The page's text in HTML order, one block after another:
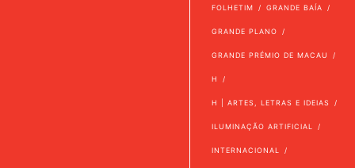
FOLHETIM GRANDE BAÍA
GRANDE PLANO
GRANDE PRÉMIO DE MACAU
H
H | ARTES, LETRAS E IDEIAS
ILUMINAÇÃO ARTIFICIAL
INTERNACIONAL